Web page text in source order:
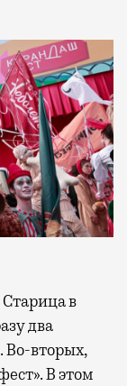
два
Во-вторых,
В этом